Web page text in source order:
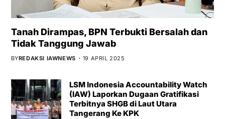
Tanah Dirampas, BPN Terbukti Bersalah dan
Tidak Tanggung Jawab
BYREDAKSI IAWNEWS 19 APRIL 2025
LSM Indonesia Accountability Watch
(IAW) Laporkan Dugaan Gratifikasi
Terbitnya SHGB di Laut Utara
Tangerang Ke KPK